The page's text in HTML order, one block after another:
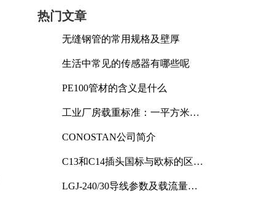
热门文章
无缝钢管的常用规格及壁厚
生活中常见的传感器有哪些呢
PE100管材的含义是什么
工业厂房载重标准：一平方米能
CONOSTAN公司简介
C13和C14插头国标与欧标的区别
LGJ-240/30导线参数及载流量解